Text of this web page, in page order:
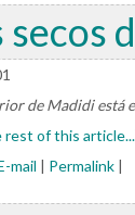
secos
de Madidi está
rest of this
mail | Permalink |